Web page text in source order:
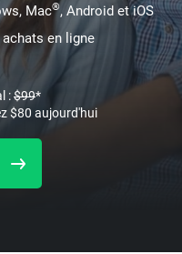
Mac®, Android et iOS
en ligne
:$99*
$80 aujourd'hui